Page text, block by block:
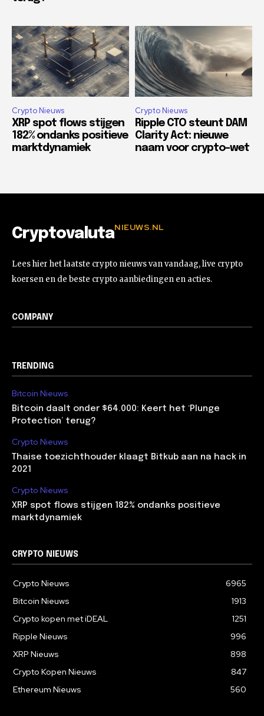
Crypto Nieuws
XRP spot flows stijgen
182% ondanks positieve
marktdynamiek
Crypto Nieuws
Ripple CTO steunt DAM
Clarity Act: nieuwe
naam voor crypto-wet
CryptovalutaNIEUWS.NL
Lees hier het laatste crypto nieuws van vandaag, live crypto
koersen en de beste crypto aanbiedingen en acties.
COMPANY
TRENDING
Bitcoin Nieuws
Bitcoin daalt onder $64.000: Keert het ‘Plunge
Protection’ terug?
Crypto Nieuws
Thaise toezichthouder klaagt Bitkub aan na hack in
2021
Crypto Nieuws
XRP spot flows stijgen 182% ondanks positieve
marktdynamiek
CRYPTO NIEUWS
Crypto Nieuws
6965
Bitcoin Nieuws
1913
Crypto kopen met iDEAL
1251
Ripple Nieuws
996
XRP Nieuws
898
Crypto Kopen Nieuws
847
Ethereum Nieuws
560